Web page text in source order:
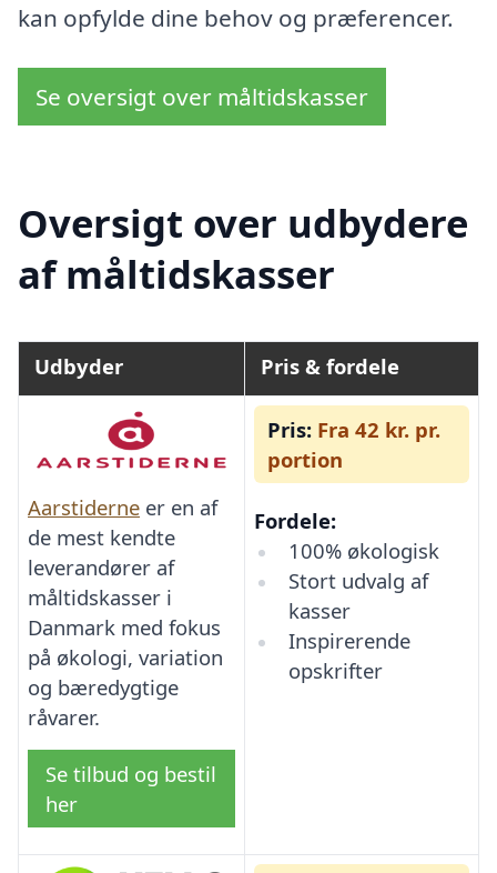
kan opfylde dine behov og præferencer.
Se oversigt over måltidskasser
Oversigt over udbydere
af måltidskasser
Udbyder Pris & fordele
Aarstiderne er en af
de mest kendte
leverandører af
måltidskasser i
Danmark med fokus
på økologi, variation
og bæredygtige
råvarer.
Se tilbud og bestil
her
Pris: Fra 42 kr. pr.
portion
Fordele:
100% økologisk
Stort udvalg af
kasser
Inspirerende
opskrifter